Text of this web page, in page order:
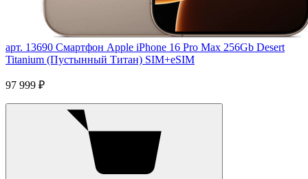
арт. 13690 Смартфон Apple iPhone 16 Pro Max 256Gb Desert
Titanium (Пустынный Титан) SIM+eSIM
97 999 ₽